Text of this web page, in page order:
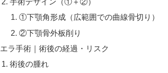
①下顎角形成（広範囲での曲線骨切り）
②下顎骨外板削り
エラ手術｜術後の経過・リスク
術後の腫れ